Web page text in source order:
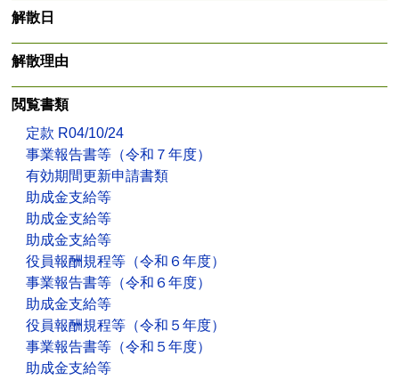
解散日
解散理由
閲覧書類
定款 R04/10/24
事業報告書等（令和７年度）
有効期間更新申請書類
助成金支給等
助成金支給等
助成金支給等
役員報酬規程等（令和６年度）
事業報告書等（令和６年度）
助成金支給等
役員報酬規程等（令和５年度）
事業報告書等（令和５年度）
助成金支給等